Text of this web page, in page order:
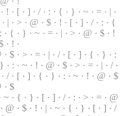
· ! · [ · ] · / · : · { · } · ~ · = · | ·
| · > · @ · $ · ! · [ · ] · / · : · {
· { · } · ~ · = · | · > · @ · $ · !
· ! ·
$ · > · = · | · / · [ · ] · { · } · :
· : · ~ · ! · @ · $ · > · = · | · / ·
/ · [ · ] · { · } · : · ~ · ! · @ · $
· $
~ · { · } · [ · ] · / · : · > · = · @
· @ · $ · ! · | · ~ · { · } · [ · ] · /